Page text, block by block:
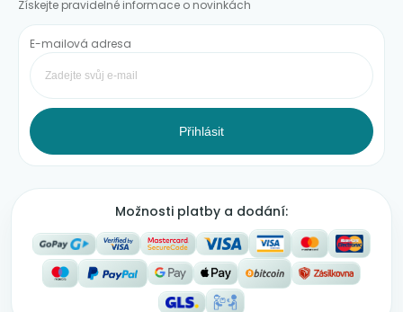
Získejte pravidelné informace o novinkách
E-mailová adresa
Přihlásit
Možnosti platby a dodání: